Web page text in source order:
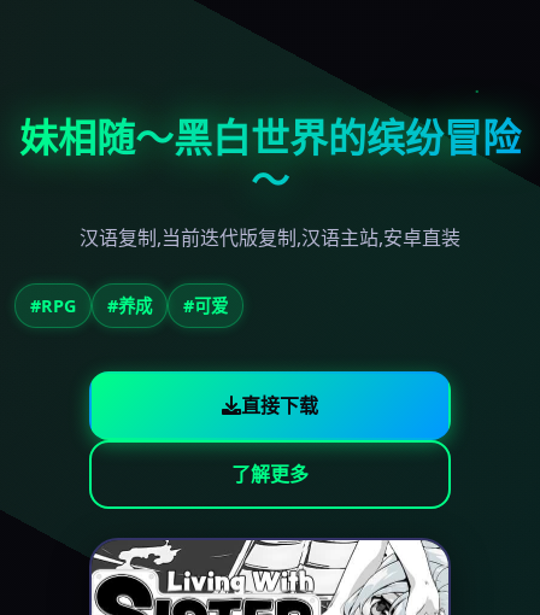
妹相随～黑白世界的缤纷冒险
～
汉语复制,当前迭代版复制,汉语主站,安卓直装
#RPG #养成 #可爱
直接下载
了解更多